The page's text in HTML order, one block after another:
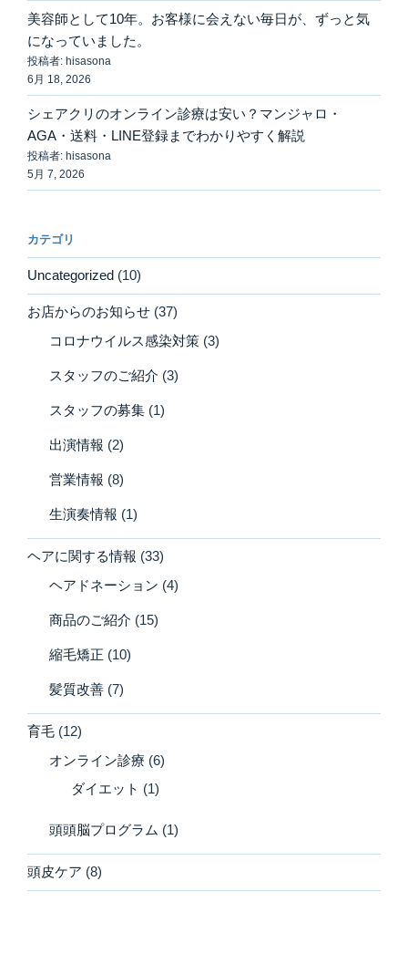
美容師として10年。お客様に会えない毎日が、ずっと気
になっていました。
投稿者: hisasona
6月 18, 2026
シェアクリのオンライン診療は安い？マンジャロ・
AGA・送料・LINE登録までわかりやすく解説
投稿者: hisasona
5月 7, 2026
カテゴリ
Uncategorized (10)
お店からのお知らせ (37)
コロナウイルス感染対策 (3)
スタッフのご紹介 (3)
スタッフの募集 (1)
出演情報 (2)
営業情報 (8)
生演奏情報 (1)
ヘアに関する情報 (33)
ヘアドネーション (4)
商品のご紹介 (15)
縮毛矯正 (10)
髪質改善 (7)
育毛 (12)
オンライン診療 (6)
ダイエット (1)
頭頭脳プログラム (1)
頭皮ケア (8)